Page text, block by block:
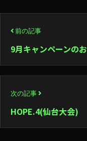
稿
ナ
ビ
ゲ
ー
前の記事
9月キャンペーンの
次の記事
HOPE.4(仙台大会)